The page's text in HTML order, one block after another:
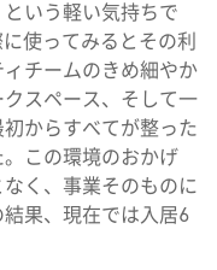
いう軽い気持ちで
使ってみるとその利
チームのきめ細やか
スペース、そして一
からすべてが整った
この環境のおかげ
く、事業そのものに
果、現在では入居6